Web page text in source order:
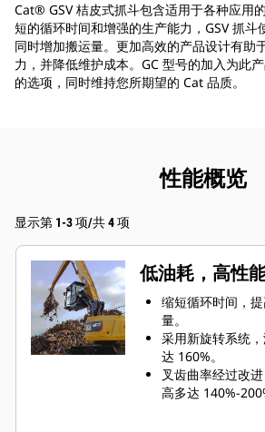
Cat® GSV 桔皮式抓斗包含适用于各种应用
短的循环时间和增强的生产能力，GSV 抓斗
同时增加搬运量。更加高效的产品设计有助
力，并降低维护成本。GC 型号的加入为此
的选项，同时维持您所期望的 Cat 品质。
性能概览
显示第 1-3 项/共 4 项
低油耗，高性
缩短循环时间，
量。
采用新旋转系统
达 160%。
叉齿曲率经过改
高多达 140%-